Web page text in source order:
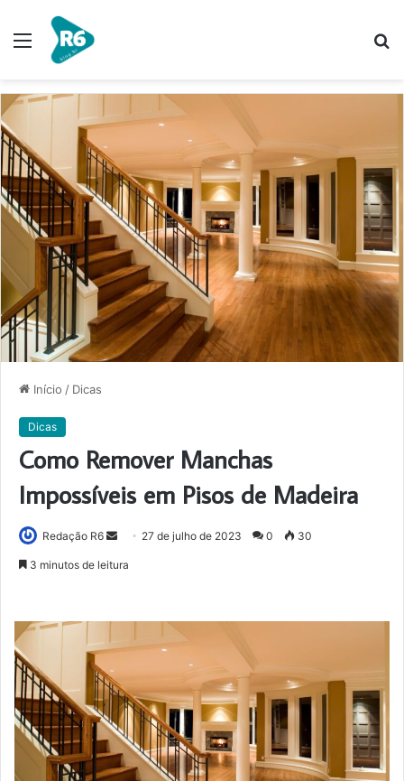
Menu
Início / Dicas
Dicas
Como Remover Manchas
Impossíveis em Pisos de Madeira
Redação R6
Mande27 de julho de 2023 0 30
3 minutos de leitura